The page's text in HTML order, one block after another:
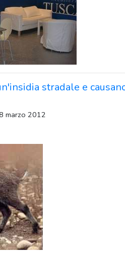
stradale e
marzo 2012